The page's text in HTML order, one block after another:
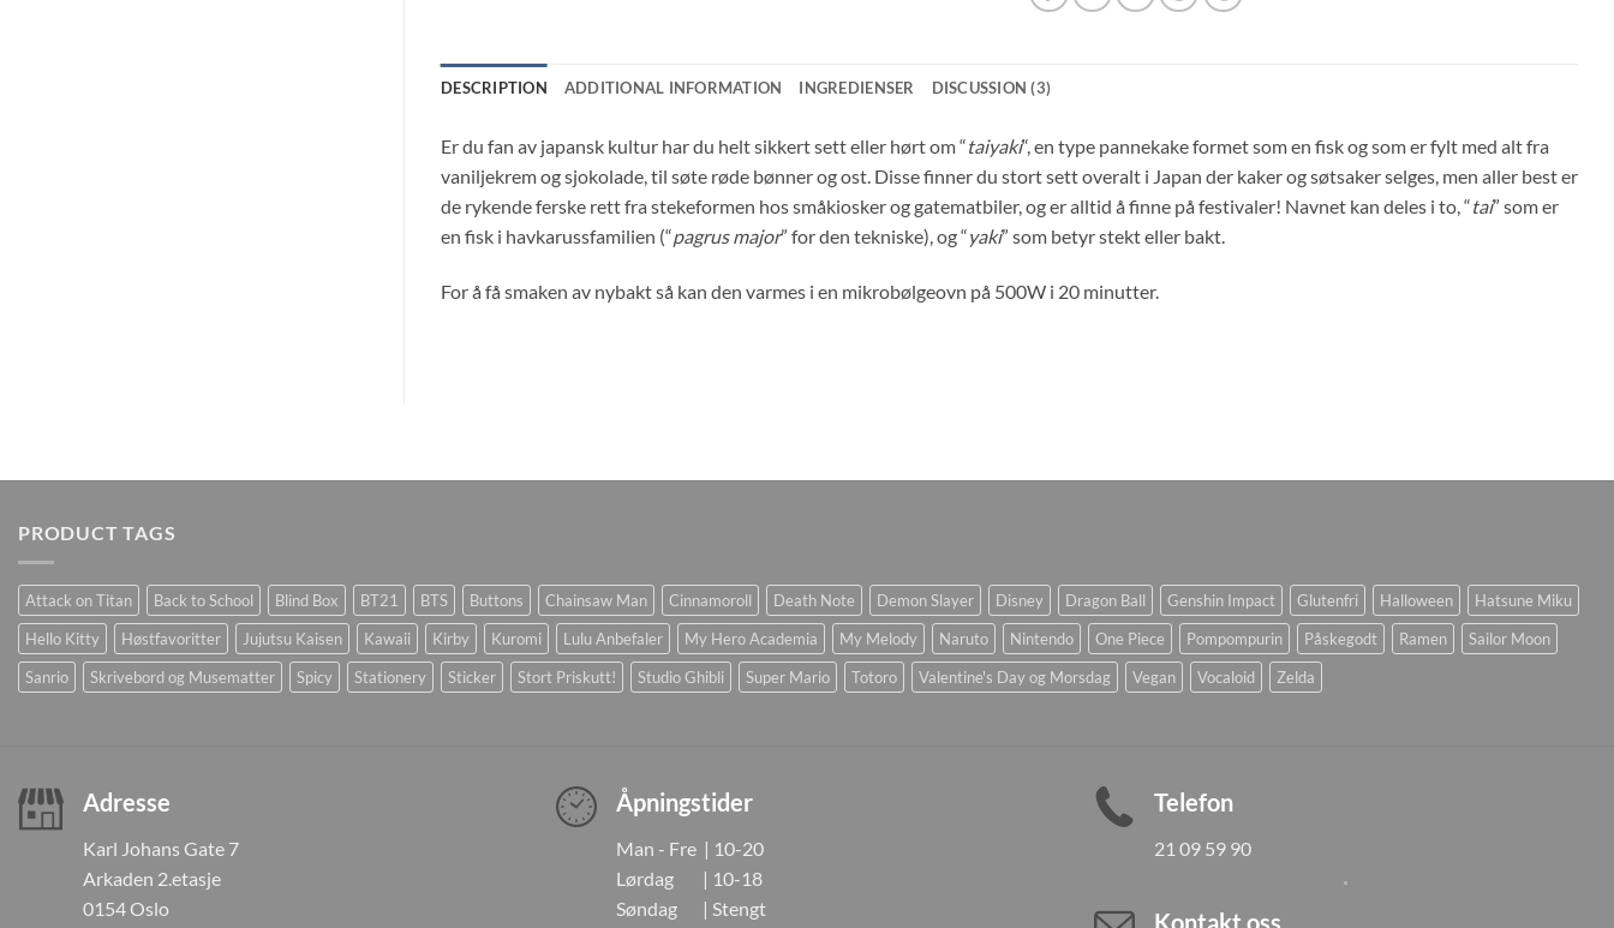
DESCRIPTION ADDITIONAL INFORMATION INGREDIENSER DISCUSSION (3)
Er du fan av japansk kultur har du helt sikkert sett eller hørt om “taiyaki“, en type pannekake formet som en fisk og som er fylt med alt fra
vaniljekrem og sjokolade, til søte røde bønner og ost. Disse finner du stort sett overalt i Japan der kaker og søtsaker selges, men aller best er
de rykende ferske rett fra stekeformen hos småkiosker og gatematbiler, og er alltid å finne på festivaler! Navnet kan deles i to, “tai” som er
en fisk i havkarussfamilien (“pagrus major” for den tekniske), og “yaki” som betyr stekt eller bakt.
For å få smaken av nybakt så kan den varmes i en mikrobølgeovn på 500W i 20 minutter.
PRODUCT TAGS
Attack on Titan Back to School Blind Box BT21 BTS Buttons Chainsaw Man Cinnamoroll Death Note Demon Slayer Disney Dragon Ball Genshin Impact Glutenfri Halloween
Hatsune Miku
Hello Kitty
Høstfavoritter Jujutsu Kaisen Kawaii Kirby Kuromi Lulu Anbefaler My Hero Academia My Melody Naruto Nintendo One Piece Pompompurin Påskegodt Ramen
Sailor Moon
Sanrio
Skrivebord og Musematter Spicy Stationery Sticker Stort Priskutt! Studio Ghibli Super Mario Totoro Valentine's Day og Morsdag Vegan Vocaloid Zelda
Adresse
Karl Johans Gate 7
Arkaden 2.etasje
0154 Oslo
Åpningstider
Man - Fre | 10-20
Lørdag | 10-18
Søndag | Stengt
Telefon
21 09 59 90
Kontakt oss